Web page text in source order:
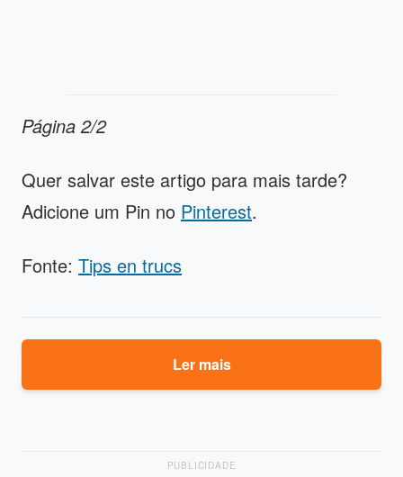
Página 2/2
Quer salvar este artigo para mais tarde?
Adicione um Pin no Pinterest.
Fonte: Tips en trucs
Ler mais
PUBLICIDADE